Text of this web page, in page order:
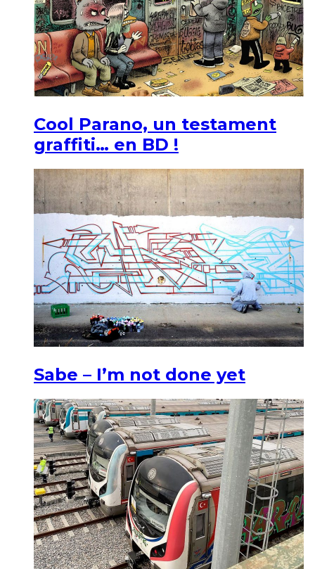
Cool Parano, un testament
graffiti… en BD !
Sabe – I’m not done yet